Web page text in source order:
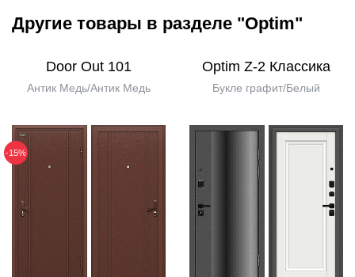
Другие товары в разделе "Optim"
Door Out 101
Антик Медь/Антик Медь
-15%
Optim Z-2 Классика
Букле графит/Белый